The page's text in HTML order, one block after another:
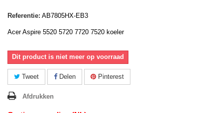
Referentie: AB7805HX-EB3
Acer Aspire 5520 5720 7720 7520 koeler
Dit product is niet meer op voorraad
Tweet Delen Pinterest
Afdrukken